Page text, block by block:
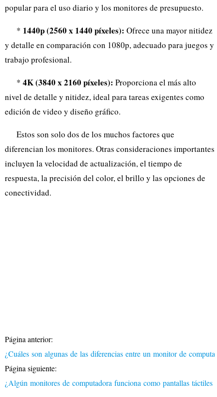
popular para el uso diario y los monitores de presupuesto.
* 1440p (2560 x 1440 píxeles): Ofrece una mayor nitidez
y detalle en comparación con 1080p, adecuado para juegos y
trabajo profesional.
* 4K (3840 x 2160 píxeles): Proporciona el más alto
nivel de detalle y nitidez, ideal para tareas exigentes como
edición de video y diseño gráfico.
Estos son solo dos de los muchos factores que
diferencian los monitores. Otras consideraciones importantes
incluyen la velocidad de actualización, el tiempo de
respuesta, la precisión del color, el brillo y las opciones de
conectividad.
Página anterior:
¿Cuáles son algunas de las diferencias entre un monitor de
Página siguiente:
¿Algún monitores de computadora funciona como pantallas táctiles